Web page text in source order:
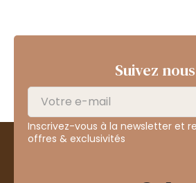
Suivez nous
Inscrivez-vous à la newsletter et
offres & exclusivités